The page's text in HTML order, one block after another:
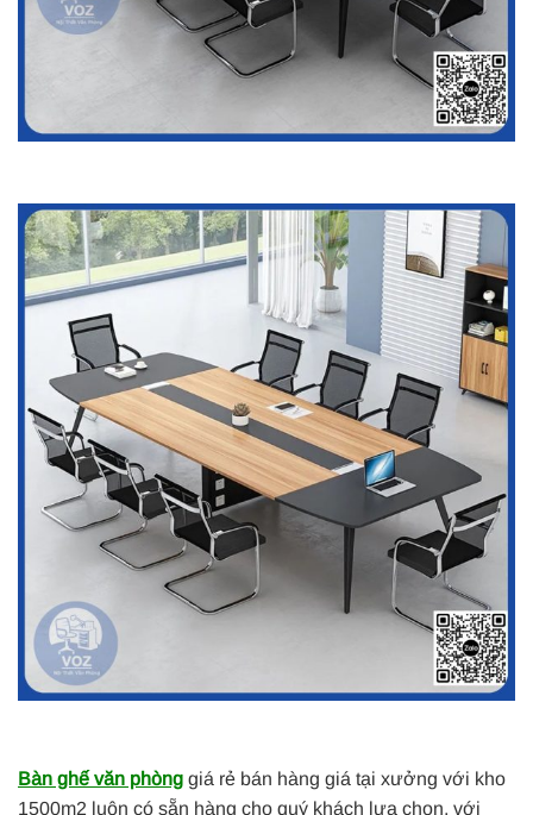
Bàn ghế văn phòng giá rẻ bán hàng giá tại xưởng với kho
1500m2 luôn có sẵn hàng cho quý khách lựa chọn, với